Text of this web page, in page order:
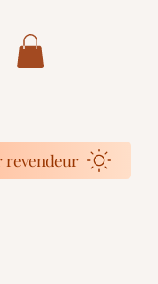
revendeur